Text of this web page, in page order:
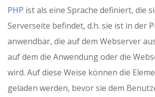
PHP ist als eine Sprache definiert, die
Serverseite befindet, d.h. sie ist in der
anwendbar, die auf dem Webserver
auf dem die Anwendung oder die
wird. Auf diese Weise können die
geladen werden, bevor sie dem